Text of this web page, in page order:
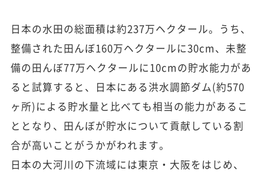
日本の水田の総面積は約237万ヘクタール。うち、
整備された田んぼ160万ヘクタールに30cm、未整
備の田んぼ77万ヘクタールに10cmの貯水能力があ
ると試算すると、日本にある洪水調節ダム(約570
ヶ所)による貯水量と比べても相当の能力があるこ
ととなり、田んぼが貯水について貢献している割
合が高いことがうかがわれます。
日本の大河川の下流域には東京・大阪をはじめ、